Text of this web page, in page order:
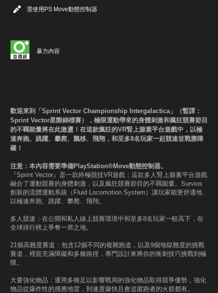
需使用PS Move動態控制器
暴力內容
歡迎來到「Sprint Vector Championship Intergalactica」（暫譯：
Sprint Vector星際錦標賽），極限運動帶來的身體刺激和瘋狂競賽節目
的不羈能量將在此激盪！在這款瘋狂的VR腎上腺素平台遊戲中，以極
速奔跑、跳躍、攀爬、飄移、飛翔，和至多8名玩家一起競速並戰勝障
礙！
注意：本內容需要準備PlayStation®Move動態控制器。
『Sprint Vector』是一款終極競技VR遊戲：這款多人腎上腺素平台遊戲
融合了運動競賽的身體刺激，以及瘋狂競賽節目的不羈能量。Survios
創新的流體運動系統（Fluid Locomotion System）讓玩家能更舒適地
以極速奔跑、跳躍、攀爬、飛翔。
多人競速：在公開和私人線上競賽環境中和至多8名玩家一較高下，在
全球排行榜上爭奪一席之地。
21個高難度賽道：包含12個不同的複雜跑道，以及9個地獄難度的挑戰
賽道，裡面充滿障礙和多條路徑，專門設計來將你的衝刺技巧挑戰到極
限。
大量強化物品：運用多種足以影響戰局的強化物品取得競爭優勢，強化
物品從爆炸性的感應地雷，到速度爆快且會追蹤跑者的火箭都有。